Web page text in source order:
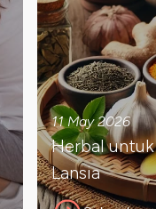
11 May 2026
Herbal
Lansia